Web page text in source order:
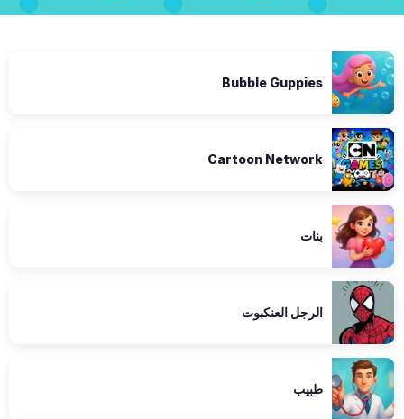
Bubble Guppies
Cartoon Network
بنات
الرجل العنكبوت
طبيب